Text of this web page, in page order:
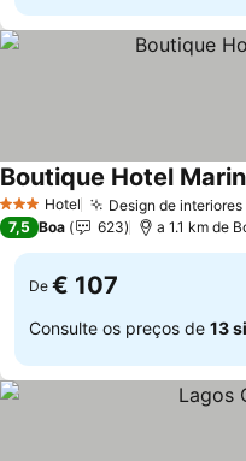
3 EstrelasHotel Design de
Boutique Hotel
7,5 Boa 623 a 1.1 km de
De € 107
Consulte os preços de 13